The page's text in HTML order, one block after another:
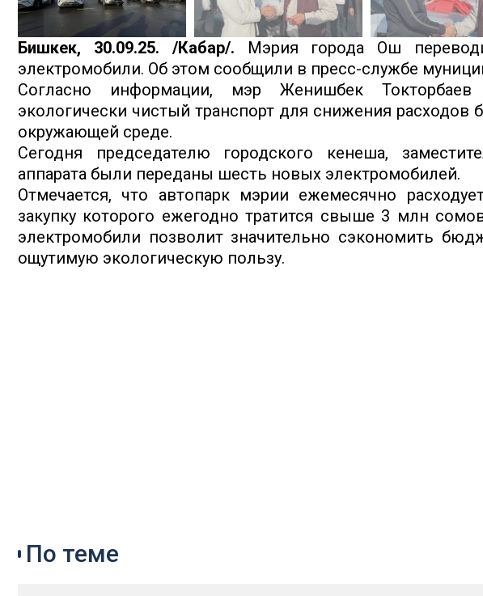
Бишкек, 30.09.25. /Кабар/. Мэрия города Ош
электромобили. Об этом сообщили в пресс-службе
Согласно информации, мэр Женишбек
экологически чистый транспорт для снижения
окружающей среде.
Сегодня председателю городского кенеша,
аппарата были переданы шесть новых электромобилей.
Отмечается, что автопарк мэрии ежемесячно
закупку которого ежегодно тратится свыше 3 млн
электромобили позволит значительно сэкономить
ощутимую экологическую пользу.
По теме